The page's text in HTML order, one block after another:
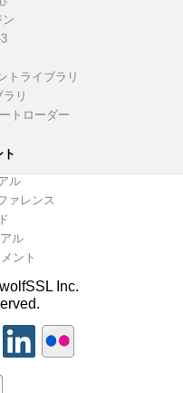
トライブラリ
リ
トローダー
ト
ル
ァレンス
ル
ント
Inc.